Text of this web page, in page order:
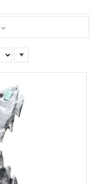
absteigender
Reihenfolge